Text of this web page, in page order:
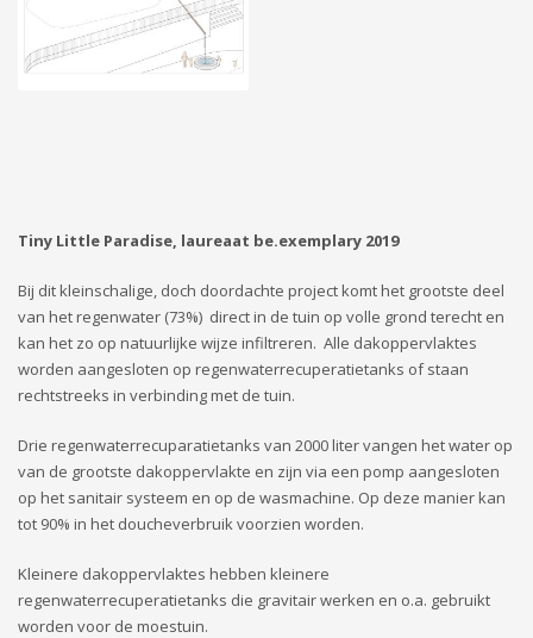
Tiny Little Paradise, laureaat be.exemplary 2019
Bij dit kleinschalige, doch doordachte project komt het grootste deel
van het regenwater (73%) direct in de tuin op volle grond terecht en
kan het zo op natuurlijke wijze infiltreren. Alle dakoppervlaktes
worden aangesloten op regenwaterrecuperatietanks of staan
rechtstreeks in verbinding met de tuin.
Drie regenwaterrecuparatietanks van 2000 liter vangen het water op
van de grootste dakoppervlakte en zijn via een pomp aangesloten
op het sanitair systeem en op de wasmachine. Op deze manier kan
tot 90% in het doucheverbruik voorzien worden.
Kleinere dakoppervlaktes hebben kleinere
regenwaterrecuperatietanks die gravitair werken en o.a. gebruikt
worden voor de moestuin.